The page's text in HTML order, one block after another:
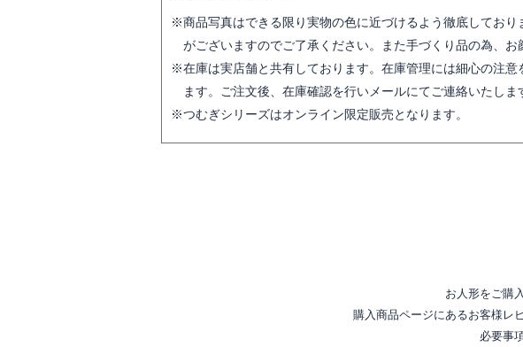
商品写真はできる限り実物の色に近づけるよう徹底してお
がございますのでご了承ください。また手づくり品の為、お
在庫は実店舗と共有しております。在庫管理には細心の注
ます。ご注文後、在庫確認を行いメールにてご連絡いたしま
つむぎシリーズはオンライン限定販売となります。
お人形をご購
購入商品ページにあるお客様レ
必要事